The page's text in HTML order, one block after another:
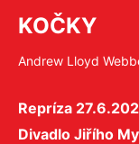
KOČKY
Andrew Lloyd
Repríza
Divadlo Jiřího